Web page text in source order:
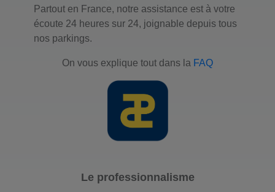
Partout en France, notre assistance est à votre
écoute 24 heures sur 24, joignable depuis tous
nos parkings.
On vous explique tout dans la FAQ
Le professionnalisme